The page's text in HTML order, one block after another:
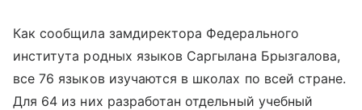
Как сообщила замдиректора Федерального
института родных языков Саргылана Брызгалова,
все 76 языков изучаются в школах по всей стране.
Для 64 из них разработан отдельный учебный